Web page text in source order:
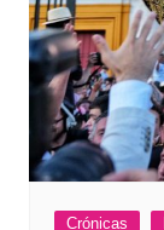
Crónicas